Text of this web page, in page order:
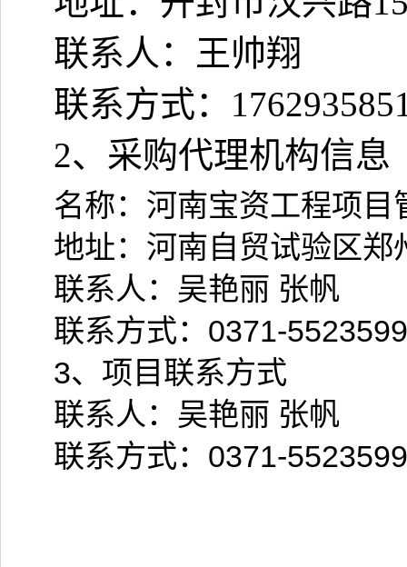
联系人：王帅翔
联系方式：
2、采购代理机构信息
名称：河南宝资工程项目
地址：河南自贸试验区
联系人：吴艳丽 张帆
联系方式： 0371-
3、项目联系方式
联系人：吴艳丽 张帆
联系方式： 0371-